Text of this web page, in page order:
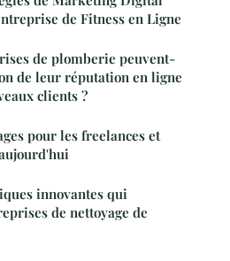
de Fitness en Ligne
de plomberie peuvent-
de leur réputation en ligne
clients ?
pour les freelances et
innovantes qui
de nettoyage de